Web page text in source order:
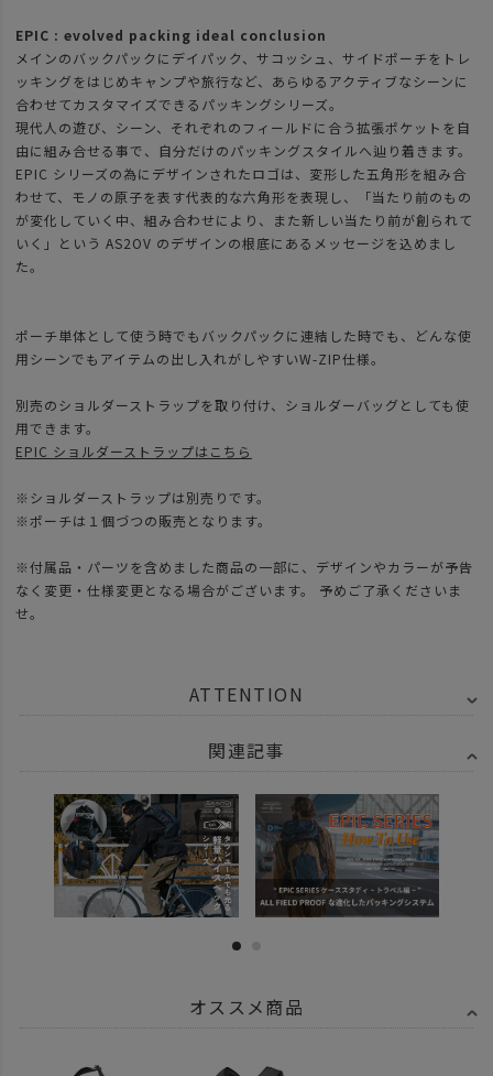
EPIC : evolved packing ideal conclusion
メインのバックパックにデイパック、サコッシュ、サイドポーチをトレ
ッキングをはじめキャンプや旅行など、あらゆるアクティブなシーンに
合わせてカスタマイズできるパッキングシリーズ。
現代人の遊び、シーン、それぞれのフィールドに合う拡張ポケットを自
由に組み合せる事で、自分だけのパッキングスタイルへ辿り着きます。
EPIC シリーズの為にデザインされたロゴは、変形した五角形を組み合
わせて、モノの原子を表す代表的な六角形を表現し、「当たり前のもの
が変化していく中、組み合わせにより、また新しい当たり前が創られて
いく」という AS2OV のデザインの根底にあるメッセージを込めまし
た。
ポーチ単体として使う時でもバックパックに連結した時でも、どんな使
用シーンでもアイテムの出し入れがしやすいW-ZIP仕様。
別売のショルダーストラップを取り付け、ショルダーバッグとしても使
用できます。
EPIC ショルダーストラップはこちら
※ショルダーストラップは別売りです。
※ポーチは１個づつの販売となります。
※付属品・パーツを含めました商品の一部に、デザインやカラーが予告
なく変更・仕様変更となる場合がございます。 予めご了承くださいま
せ。
ATTENTION
関連記事
オススメ商品